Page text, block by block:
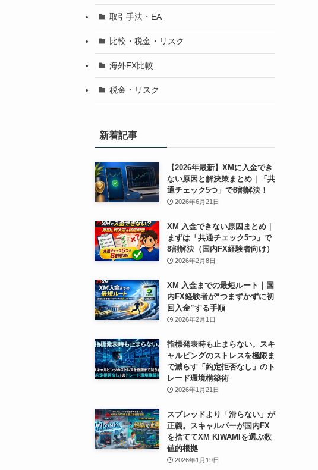
取引手法・EA
比較・税金・リスク
海外FX比較
税金・リスク
新着記事
【2026年最新】XMに入金でき
ない原因と解決策まとめ｜「共
通チェック5つ」で8割解決！
2026年6月21日
XM 入金できない原因まとめ｜
まずは「共通チェック5つ」で
8割解決（国内FX経験者向け）
2026年2月8日
XM 入金までの最短ルート｜国
内FX経験者が“つまずかずに初
回入金”する手順
2026年2月1日
指標発表時も止まらない。スキ
ャルピングのストレスを極限ま
で減らす「約定拒否なし」のト
レード環境構築術
2026年1月21日
スプレッドより「滑らない」が
正義。スキャルパーが国内FX
を捨ててXM KIWAMIを選ぶ数
値的根拠
2026年1月19日